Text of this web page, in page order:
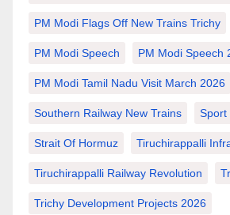
PM Modi Flags Off New Trains Trichy
PM Modi Speech PM Modi Speech
PM Modi Tamil Nadu Visit March 2026
Southern Railway New Trains Sport
Strait Of Hormuz Tiruchirappalli
Tiruchirappalli Railway Revolution
Trichy Development Projects 2026